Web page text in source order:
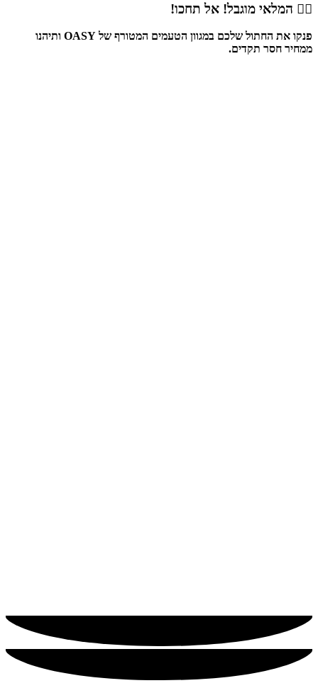
🏃‍♂️ המלאי מוגבל! אל תחכו!
פנקו את החתול שלכם במגוון הטעמים המטורף של OASY ותיהנו
ממחיר חסר תקדים.